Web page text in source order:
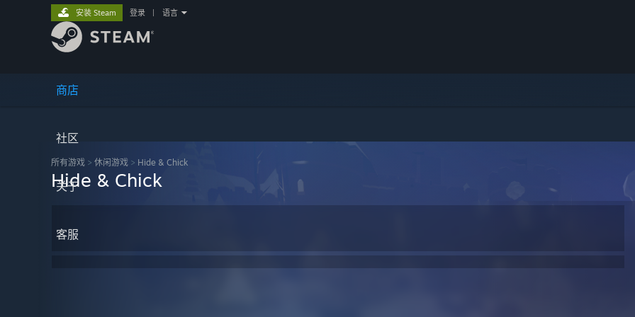
商店
社区
关于
客服
安装 Steam 登录 语言
所有游戏 > 休闲‎游戏 > Hide & Chick
Hide & Chick